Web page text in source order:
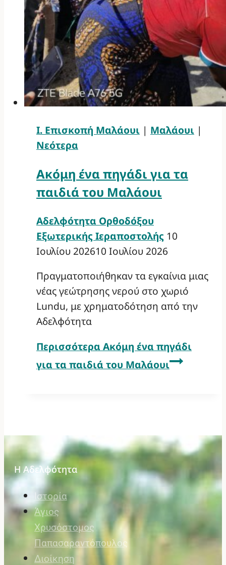
Ι. Επισκοπή Μαλάουι | Μαλάουι |
Νεότερα
Ακόμη ένα πηγάδι για τα
παιδιά του Μαλάουι
Αδελφότητα Ορθοδόξου
Εξωτερικής Ιεραποστολής 10
Ιουλίου 202610 Ιουλίου 2026
Πραγματοποιήθηκαν τα εγκαίνια μιας
νέας γεώτρησης νερού στο χωριό
Lundu, με χρηματοδότηση από την
Αδελφότητα
Περισσότερα Ακόμη ένα πηγάδι
για τα παιδιά του Μαλάουι
Η Αδελφότητα
Ιστορία
Άγιος
Χρυσόστομος
Παπασαραντόπουλος
Διοίκηση